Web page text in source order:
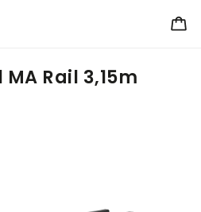
Rail 3,15m